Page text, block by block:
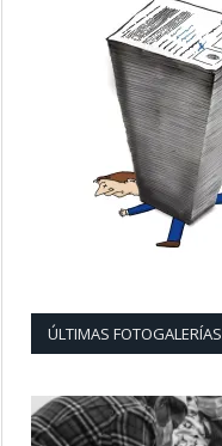
ÚLTIMAS FOTOGALERÍAS